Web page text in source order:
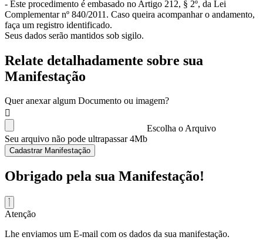
- Este procedimento é embasado no Artigo 212, § 2º, da Lei
Complementar nº 840/2011. Caso queira acompanhar o andamento,
faça um registro identificado.
Seus dados serão mantidos sob sigilo.
Relate detalhadamente sobre sua
Manifestação
Quer anexar algum Documento ou imagem?
Escolha o Arquivo
Seu arquivo não pode ultrapassar 4Mb
Cadastrar Manifestação
Obrigado pela sua Manifestação!
Atenção
Lhe enviamos um E-mail com os dados da sua manifestação.